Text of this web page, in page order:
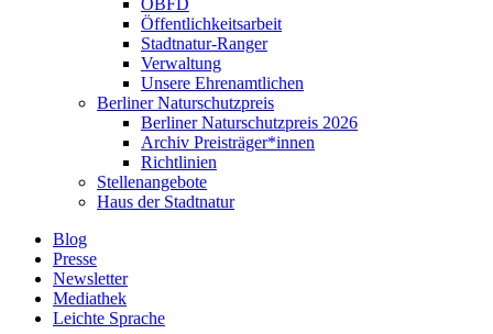
ÖBFD
Öffentlichkeitsarbeit
Stadtnatur-Ranger
Verwaltung
Unsere Ehrenamtlichen
Berliner Naturschutzpreis
Berliner Naturschutzpreis 2026
Archiv Preisträger*innen
Richtlinien
Stellenangebote
Haus der Stadtnatur
Blog
Presse
Newsletter
Mediathek
Leichte Sprache